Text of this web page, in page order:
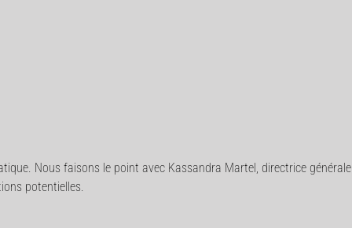
Nous faisons le point avec Kassandra Martel, directrice générale
potentielles.